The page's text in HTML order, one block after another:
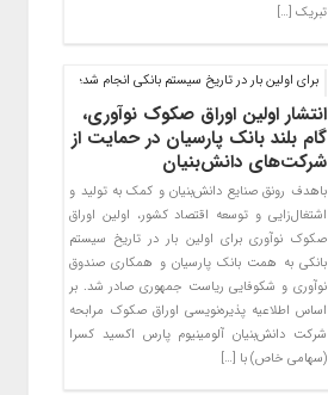
تبریک […]
برای اولین بار در تاریخ سیستم بانکی انجام شد؛
انتشار اولین اوراق صکوک نوآوری،
گام بلند بانک پارسیان در حمایت از
شرکت‌های دانش‌بنیان
باهدف رونق صنایع دانش‌بنیان و کمک به تولید و
اشتغال‌زایی و توسعه اقتصاد کشور، اولین اوراق
صکوک نوآوری برای اولین بار در تاریخ سیستم
بانکی به همت بانک پارسیان و همکاری صندوق
نوآوری و شکوفایی ریاست جمهوری صادر شد. بر
اساس اطلاعیه پذیره‌نویسی اوراق صکوک مرابحه
شرکت دانش‌بنیان آلومینیوم پارس اکسید کسرا
(سهامی خاص) با […]